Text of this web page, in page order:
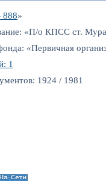
888»
«П/о КПСС ст.
«Первичная
1
1924 / 1981